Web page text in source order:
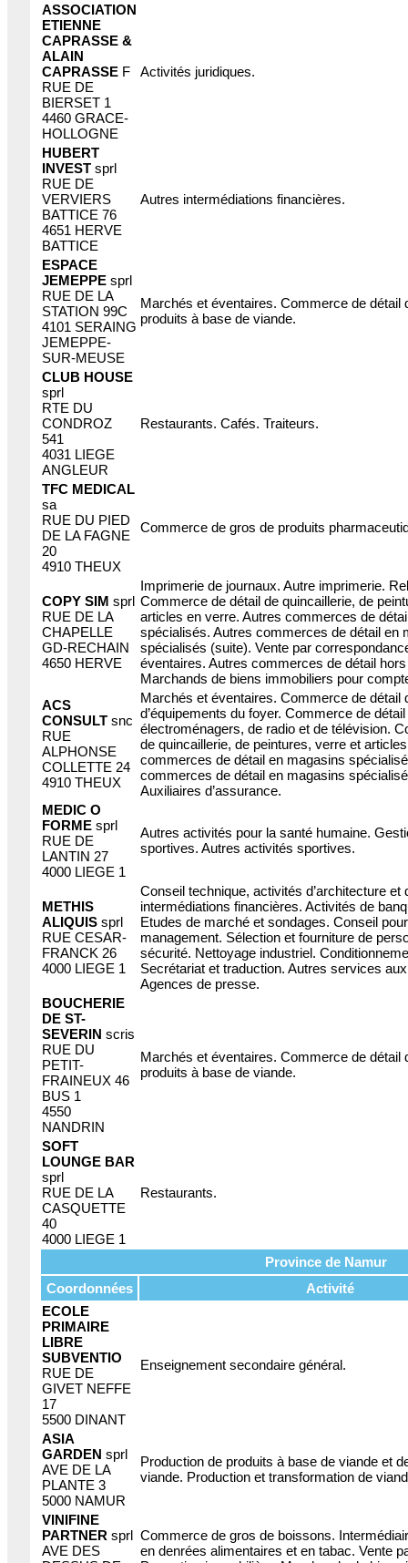
ASSOCIATION
ETIENNE
CAPRASSE &
ALAIN
CAPRASSE F
RUE DE
BIERSET 1
4460 GRACE-
HOLLOGNE
Activités juridiques.
HUBERT
INVEST sprl
RUE DE
VERVIERS
BATTICE 76
4651 HERVE
BATTICE
Autres intermédiations financières.
ESPACE
JEMEPPE sprl
RUE DE LA
STATION 99C
4101 SERAING
JEMEPPE-
SUR-MEUSE
Marchés et éventaires. Commerce de détail
produits à base de viande.
CLUB HOUSE
sprl
RTE DU
CONDROZ
541
4031 LIEGE
ANGLEUR
Restaurants. Cafés. Traiteurs.
TFC MEDICAL
sa
RUE DU PIED
DE LA FAGNE
20
4910 THEUX
Commerce de gros de produits
COPY SIM sprl
RUE DE LA
CHAPELLE
GD-RECHAIN
4650 HERVE
Imprimerie de journaux. Autre imprimerie.
Commerce de détail de quincaillerie, de
articles en verre. Autres commerces de
spécialisés. Autres commerces de détail en
spécialisés (suite). Vente par
éventaires. Autres commerces de détail
Marchands de biens immobiliers pour
ACS
CONSULT snc
RUE
ALPHONSE
COLLETTE 24
4910 THEUX
Marchés et éventaires. Commerce de détail
d’équipements du foyer. Commerce de détail
électroménagers, de radio et de télévision.
de quincaillerie, de peintures, verre et
commerces de détail en magasins
commerces de détail en magasins
Auxiliaires d’assurance.
MEDIC O
FORME sprl
RUE DE
LANTIN 27
4000 LIEGE 1
Autres activités pour la santé humaine.
sportives. Autres activités sportives.
METHIS
ALIQUIS sprl
RUE CESAR-
FRANCK 26
4000 LIEGE 1
Conseil technique, activités d’architecture et
intermédiations financières. Activités de
Etudes de marché et sondages. Conseil
management. Sélection et fourniture de
sécurité. Nettoyage industriel.
Secrétariat et traduction. Autres services
Agences de presse.
BOUCHERIE
DE ST-
SEVERIN scris
RUE DU
PETIT-
FRAINEUX 46
BUS 1
4550
NANDRIN
Marchés et éventaires. Commerce de détail
produits à base de viande.
SOFT
LOUNGE BAR
sprl
RUE DE LA
CASQUETTE
40
4000 LIEGE 1
Restaurants.
Province de Namur
Coordonnées
Activité
ECOLE
PRIMAIRE
LIBRE
SUBVENTIO
RUE DE
GIVET NEFFE
17
5500 DINANT
Enseignement secondaire général.
ASIA
GARDEN sprl
AVE DE LA
PLANTE 3
5000 NAMUR
Production de produits à base de viande et
viande. Production et transformation de
VINIFINE
PARTNER sprl
AVE DES
Commerce de gros de boissons.
en denrées alimentaires et en tabac. Vente